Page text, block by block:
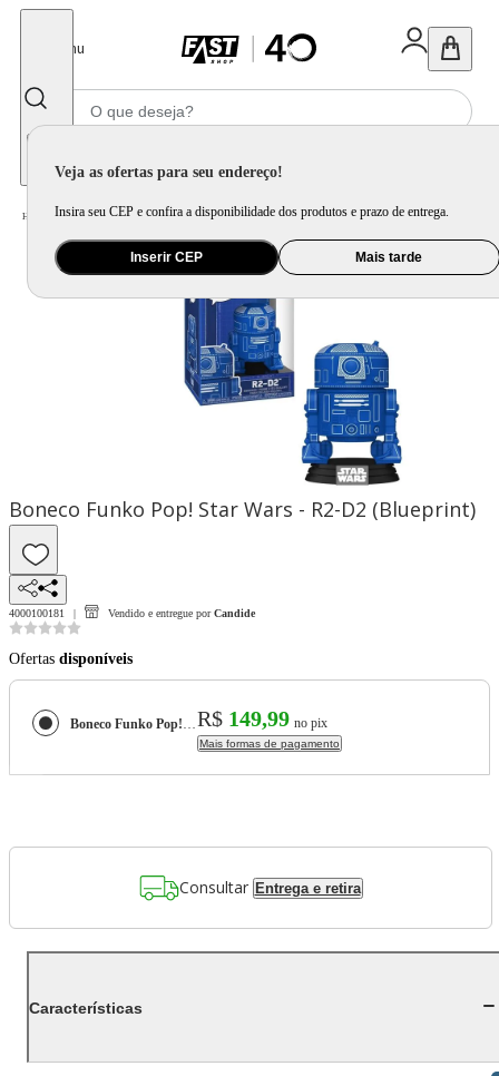
Menu
Veja as ofertas para seu endereço!
Insira seu CEP e confira a disponibilidade dos produtos e prazo de entrega.
Inserir CEP Mais tarde
Home Brinquedo e Colecionável / Para Colecionar
Boneco Funko Pop! Star Wars - R2-D2 (Blueprint)
4000100181 Vendido e entregue por Candide
Ofertas disponíveis
Boneco Funko Pop! Star Wars - R2-D2 (Blueprint)R$ 149,99 no pix
Mais formas de pagamento
Consultar Entrega e retira
Características